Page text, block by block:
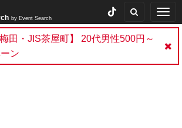
by Event Search
田・JIS茶屋町】 20代男性500円～
ン